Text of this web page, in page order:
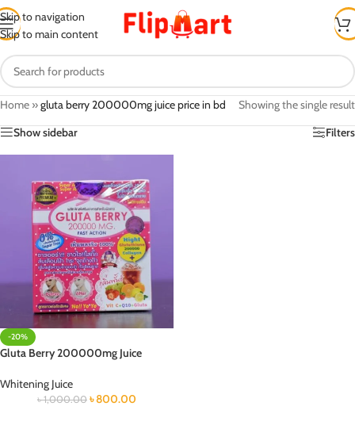
Skip to navigation
Skip to main content
Home »gluta berry 200000mg juice price in bd
Showing the single result
Show sidebar
Filters
-20%
Gluta Berry 200000mg Juice
Whitening Juice
৳1,000.00 ৳800.00